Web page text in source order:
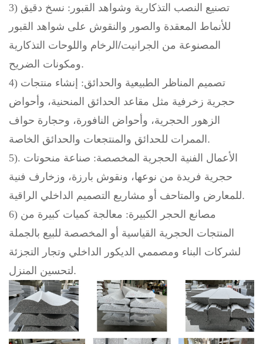
3) تصنيع النصب التذكارية وشواهد القبور: نسخ دقيق
للأنماط المعقدة والصور والنقوش على شواهد القبور
المصنوعة من الجرانيت/الرخام واللوحات التذكارية
ومكونات الضريح.
4) تصميم المناظر الطبيعية والحدائق: إنشاء منتجات
حجرية زخرفية مثل مقاعد الحدائق المنحنية، وأحواض
الزهور الحجرية، وأحواض النافورة، وحجارة حواف
الممرات للحدائق والمنتجعات والحدائق الخاصة.
5). الأعمال الفنية الحجرية المخصصة: صناعة منحوتات
حجرية فريدة من نوعها، ونقوش بارزة، وزخارف فنية
للمعارض والمتاحف أو مشاريع التصميم الداخلي الراقية.
6) مصانع الحجر الكبيرة: معالجة كميات كبيرة من
المنتجات الحجرية القياسية أو المخصصة للبيع بالجملة
لشركات البناء ومصممي الديكور الداخلي وتجار التجزئة
لتحسين المنزل.